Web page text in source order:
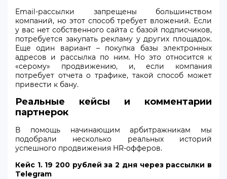
Email-рассылки запрещены большинством
компаний, но этот способ требует вложений. Если
у вас нет собственного сайта с базой подписчиков,
потребуется закупать рекламу у других площадок.
Еще один вариант – покупка базы электронных
адресов и рассылка по ним. Но это относится к
«серому» продвижению, и, если компания
потребует отчета о трафике, такой способ может
привести к бану.
Реальные кейсы и комментарии
партнерок
В помощь начинающим арбитражникам мы
подобрали несколько реальных историй
успешного продвижения HR-офферов.
Кейс 1. 19 200 рублей за 2 дня через рассылки в
Telegram